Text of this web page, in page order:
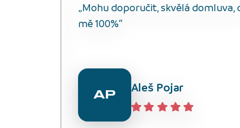
„Mohu doporučit, skvělá domluva,
mě 100%“
AP Aleš Pojar